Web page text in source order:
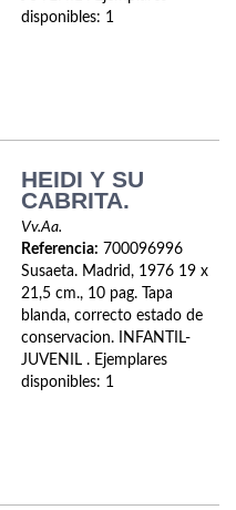
disponibles: 1
HEIDI Y SU
CABRITA.
Vv.Aa.
Referencia: 700096996
Susaeta. Madrid, 1976 19 x
21,5 cm., 10 pag. Tapa
blanda, correcto estado de
conservacion. INFANTIL-
JUVENIL . Ejemplares
disponibles: 1